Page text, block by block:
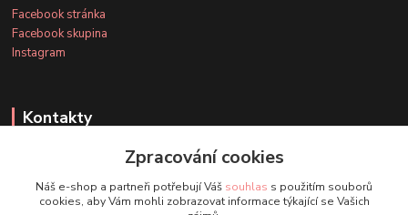
Facebook stránka
Facebook skupina
Instagram
Kontakty
+420 607 163 127
(Po-Pá, 8-20 hod., So-Ne, 8-14 hod.)
Zpracování cookies
Náš e-shop a partneři potřebují Váš souhlas s použitím souborů
cookies, aby Vám mohli zobrazovat informace týkající se Vašich